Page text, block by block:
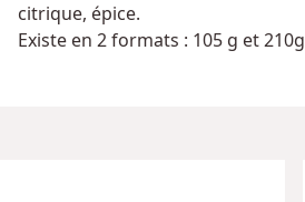
citrique, épice.
Existe en 2 formats : 105 g et 210g